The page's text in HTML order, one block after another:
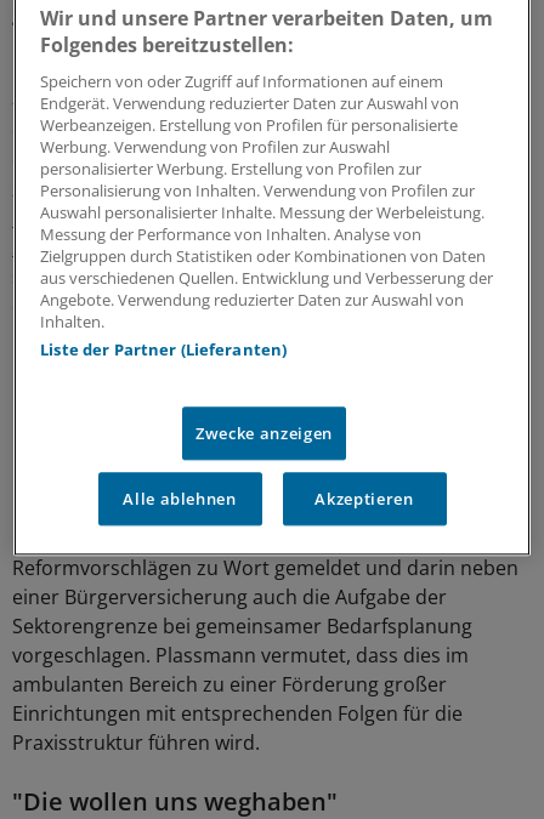
gesprächsbereit.
Diese Eigenschaft könnte künftig noch wichtiger werden
– denn Vorstandschef Plassmann machte deutlich, dass
der ärztlichen Selbstverwaltung auf politischer Ebene
der Wind stärker denn je ins Gesicht bläst. Plassmann
zeigte am Beispieldes vergangene Woche vom
Bundestag verabschiedeten
Selbstverwaltungsstärkungsgesetzes, dass die CDU nach
seiner Einschätzung "kein uneingeschränkter Verfechter
des KV-Systems" mehr ist.
Bei Hamburgs SPD-Gesundheitssenatorin Cornelia
Ein Interview von Prüfer-Storcks wertete Plassmann als
"Bewerbung" auf den Gesundheitsministerposten auf
Bundesebene im Fall einer rot-rot-grünen Regierung.
Reformvorschlägen zu Wort gemeldet und darin neben
einer Bürgerversicherung auch die Aufgabe der
Sektorengrenze bei gemeinsamer Bedarfsplanung
vorgeschlagen. Plassmann vermutet, dass dies im
ambulanten Bereich zu einer Förderung großer
Einrichtungen mit entsprechenden Folgen für die
Praxisstruktur führen wird.
"Die wollen uns weghaben"
Wir und unsere Partner verarbeiten Daten, um
Folgendes bereitzustellen:
Speichern von oder Zugriff auf Informationen auf einem
Endgerät. Verwendung reduzierter Daten zur Auswahl von
Werbeanzeigen. Erstellung von Profilen für personalisierte
Werbung. Verwendung von Profilen zur Auswahl
personalisierter Werbung. Erstellung von Profilen zur
Personalisierung von Inhalten. Verwendung von Profilen zur
Auswahl personalisierter Inhalte. Messung der Werbeleistung.
Messung der Performance von Inhalten. Analyse von
Zielgruppen durch Statistiken oder Kombinationen von Daten
aus verschiedenen Quellen. Entwicklung und Verbesserung der
Angebote. Verwendung reduzierter Daten zur Auswahl von
Inhalten.
Liste der Partner (Lieferanten)
Zwecke anzeigen
Alle ablehnen Akzeptieren